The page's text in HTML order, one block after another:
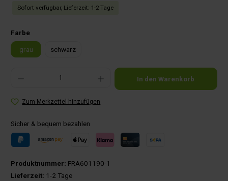
Sofort verfügbar, Lieferzeit: 1-2 Tage
Farbeauswählen
grau schwarz
Produkt Anzahl: Gib den gewünschten Wert ein oder benutze die Schaltflächen um die
In den Warenkorb
Zum Merkzettel hinzufügen
Sicher & bequem bezahlen
Produktnummer: FRA601190-1
Lieferzeit: 1-2 Tage